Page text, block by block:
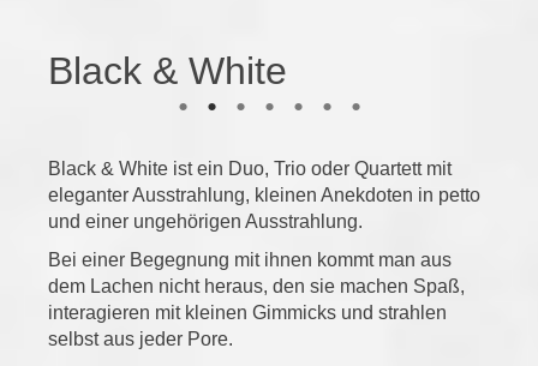
Black & White
Black & White ist ein Duo, Trio oder Quartett mit
eleganter Ausstrahlung, kleinen Anekdoten in petto
und einer ungehörigen Ausstrahlung.
Bei einer Begegnung mit ihnen kommt man aus
dem Lachen nicht heraus, den sie machen Spaß,
interagieren mit kleinen Gimmicks und strahlen
selbst aus jeder Pore.